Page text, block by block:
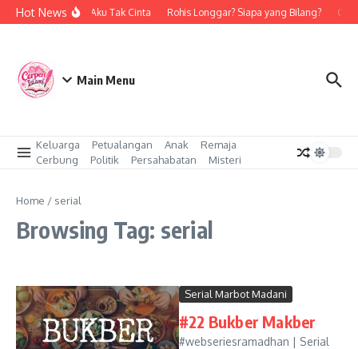
Skip to content
Hot NewsBukan Aku Tak Cinta Rohis Longgar? Siapa yang Bilang?
Main Menu
Keluarga Petualangan Anak
Remaja
Cerbung
Politik Persahabatan Misteri
Home / serial
Browsing Tag: serial
Serial Marbot Madani
#22 Bukber Makber
#webseriesramadhan | Serial